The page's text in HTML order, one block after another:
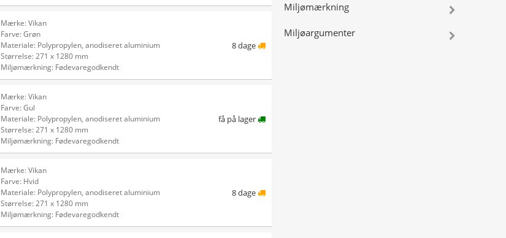
Mærke: Vikan
Farve: Grøn
Materiale: Polypropylen, anodiseret aluminium
Størrelse: 271 x 1280 mm
Miljømærkning: Fødevaregodkendt
8 dage
Mærke: Vikan
Farve: Gul
Materiale: Polypropylen, anodiseret aluminium
Størrelse: 271 x 1280 mm
Miljømærkning: Fødevaregodkendt
få på lager
Mærke: Vikan
Farve: Hvid
Materiale: Polypropylen, anodiseret aluminium
Størrelse: 271 x 1280 mm
Miljømærkning: Fødevaregodkendt
8 dage
Miljømærkning
Miljøargumenter